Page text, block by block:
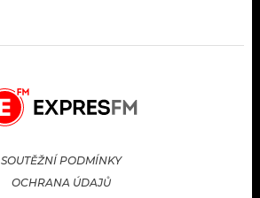
SOUTĚŽNÍ PODMÍNKY
OCHRANA ÚDAJŮ